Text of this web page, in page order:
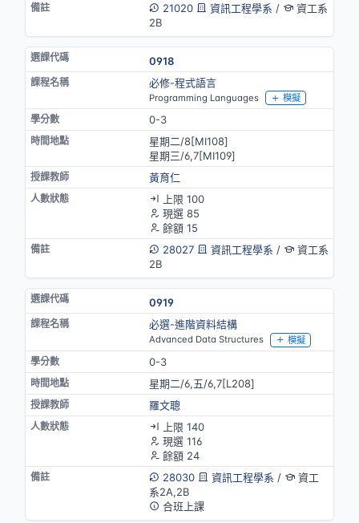
21020
資訊工程學系 /
資工系
2B
0918
必修-程式語言
Programming Languages 模擬
0-3
星期二/8[MⅠ108]
星期三/6,7[MⅠ109]
黃育仁
上限 100
現選 85
餘額 15
28027
資訊工程學系 /
資工系
2B
0919
必選-進階資料結構
Advanced Data Structures 模擬
0-3
星期二/6,五/6,7[L208]
羅文聰
上限 140
現選 116
餘額 24
28030
資訊工程學系 /
資工
系2A,2B
合班上課